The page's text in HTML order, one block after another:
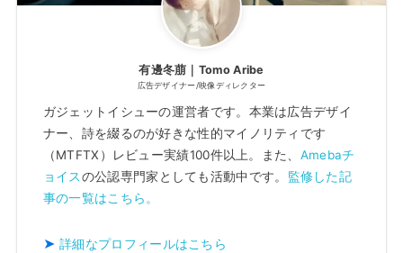
有邊冬萠｜Tomo Aribe
広告デザイナー/映像ディレクター
ガジェットイシューの運営者です。本業は広告デザイ
ナー、詩を綴るのが好きな性的マイノリティです
（MTFTX）レビュー実績100件以上。また、 Amebaチ
ョイスの公認専門家としても活動中です。 監修した記
事の一覧はこちら。
詳細なプロフィールはこちら